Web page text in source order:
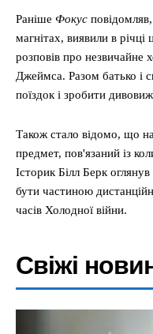
Раніше Фокус
магнітах, виявили в
розповів про незвичайне
Джеймса. Разом батько і
поїздок і зробити
Також стало відомо, що
предмет, пов'язаний із
Історик Білл Берк
бути частиною
часів Холодної війни.
Свіжі